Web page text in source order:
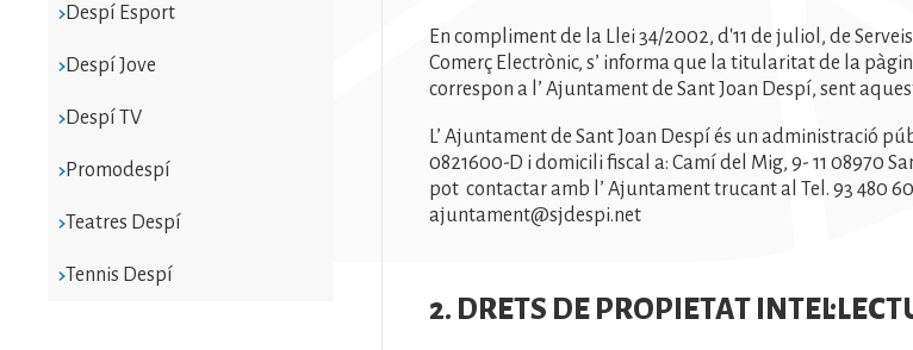
Despí Esport
Despí Jove
Despí TV
Promodespí
Teatres Despí
Tennis Despí
En compliment de la Llei 34/2002, d'11 de juliol, de
Comerç Electrònic, s’ informa que la titularitat de la
correspon a l’ Ajuntament de Sant Joan Despí, sent
L’ Ajuntament de Sant Joan Despí és un administració
0821600-D i domicili fiscal a: Camí del Mig, 9- 11 08970
pot contactar amb l’ Ajuntament trucant al Tel. 93 480
ajuntament@sjdespi.net
2. DRETS DE PROPIETAT